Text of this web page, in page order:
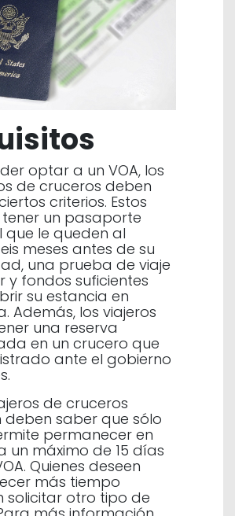
optar a un VOA, los
de cruceros deben
criterios. Estos
tener un pasaporte
que le queden al
meses antes de su
una prueba de viaje
y fondos suficientes
su estancia en
Además, los viajeros
una reserva
en un crucero que
ante el gobierno
de cruceros
deben saber que sólo
permanecer en
un máximo de 15 días
Quienes deseen
más tiempo
solicitar otro tipo de